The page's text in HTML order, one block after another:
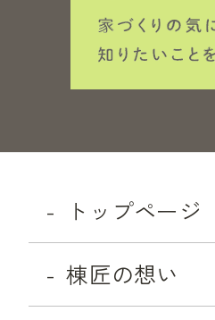
トップページ
棟匠の想い